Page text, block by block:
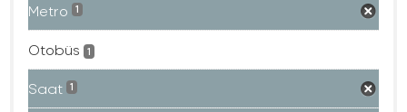
Metro 1
Otobüs 1
Saat 1